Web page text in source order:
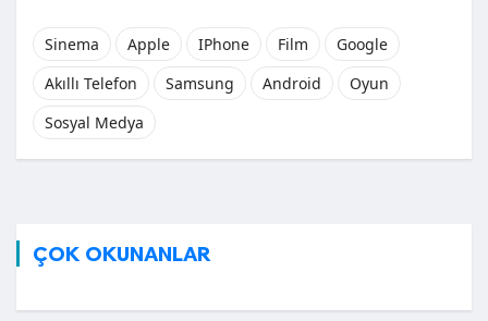
Sinema Apple IPhone Film
Google
Akıllı Telefon
Samsung Android
Oyun
Sosyal Medya
ÇOK OKUNANLAR